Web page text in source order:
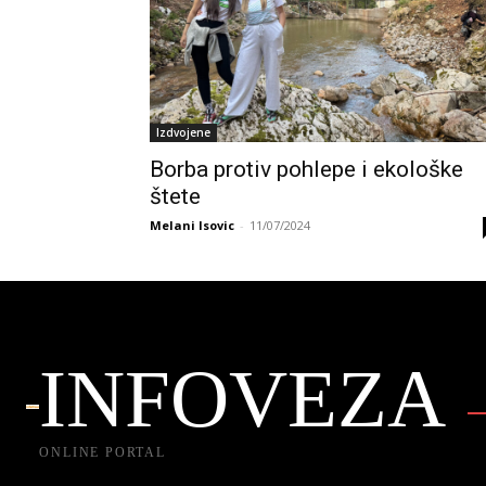
Izdvojene
Borba protiv pohlepe i ekološke
štete
Melani Isovic - 11/07/2024
INFOVEZA
ONLINE PORTAL